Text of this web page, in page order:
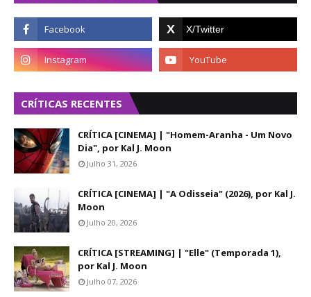
CRÍTICAS RECENTES
CRÍTICA [CINEMA] | "Homem-Aranha - Um Novo
Dia", por Kal J. Moon
Julho 31, 2026
CRÍTICA [CINEMA] | "A Odisseia" (2026), por Kal J.
Moon
Julho 20, 2026
CRÍTICA [STREAMING] | "Elle" (Temporada 1),
por Kal J. Moon
Julho 07, 2026